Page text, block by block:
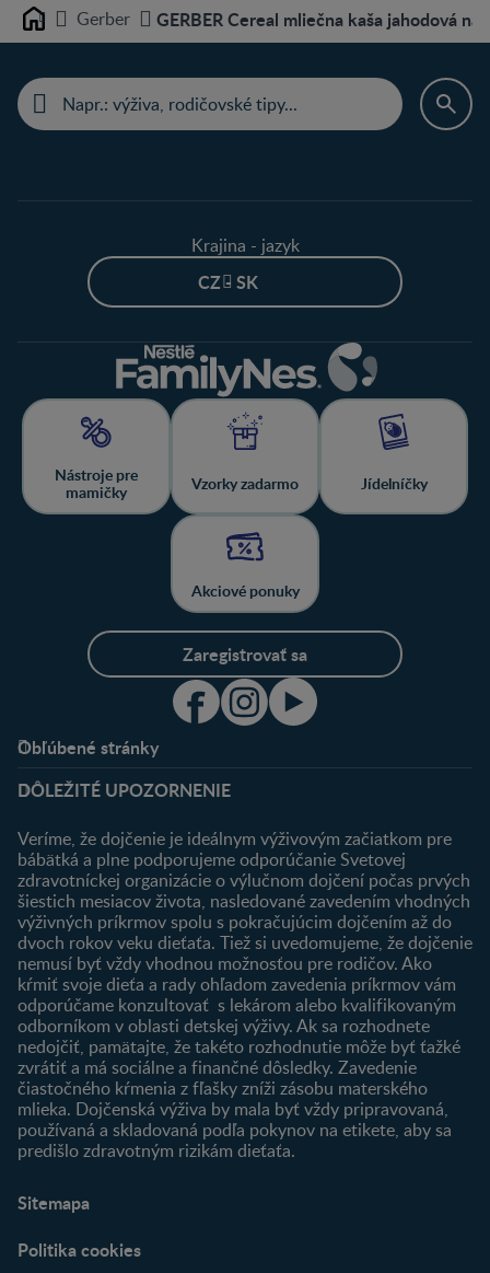
Home Gerber GERBER Cereal mliečna kaša jahodová
Krajina - jazyk
CZ - SK
Nástroje pre
mamičky
Vzorky zadarmo Jídelníčky
Akciové ponuky
Zaregistrovať sa
Obľúbené stránky
Výhody členstva
Môj účet
Registrácia
Newsletter
Prihlásenie
Produkty
Nájsť produkt
DÔLEŽITÉ UPOZORNENIE
Veríme, že dojčenie je ideálnym výživovým začiatkom pre
bábätká a plne podporujeme odporúčanie Svetovej
zdravotníckej organizácie o výlučnom dojčení počas prvých
šiestich mesiacov života, nasledované zavedením vhodných
výživných príkrmov spolu s pokračujúcim dojčením až do
dvoch rokov veku dieťaťa. Tiež si uvedomujeme, že dojčenie
nemusí byť vždy vhodnou možnosťou pre rodičov. Ako
kŕmiť svoje dieťa a rady ohľadom zavedenia príkrmov vám
odporúčame konzultovať s lekárom alebo kvalifikovaným
odborníkom v oblasti detskej výživy. Ak sa rozhodnete
nedojčiť, pamätajte, že takéto rozhodnutie môže byť ťažké
zvrátiť a má sociálne a finančné dôsledky. Zavedenie
čiastočného kŕmenia z fľašky zníži zásobu materského
mlieka. Dojčenská výživa by mala byť vždy pripravovaná,
používaná a skladovaná podľa pokynov na etikete, aby sa
predišlo zdravotným rizikám dieťaťa.
Sitemapa
Politika cookies